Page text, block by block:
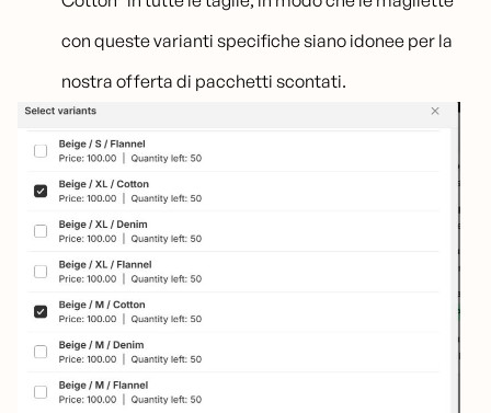
con queste varianti specifiche siano idonee per la
nostra offerta di pacchetti scontati.